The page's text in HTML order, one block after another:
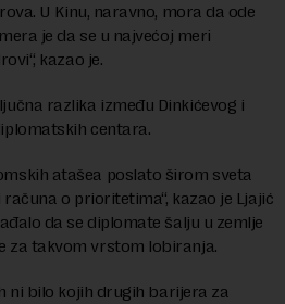
U Kinu, naravno, mora da ode
je da se u najvećoj meri
kazao je.
razlika između Dinkićevog i
centara.
atašea poslato širom sveta
o prioritetima“, kazao je Ljajić
da se diplomate šalju u zemlje
za takvom vrstom lobiranja.
ni bilo kojih drugih barijera za